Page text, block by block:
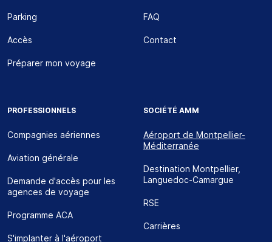
Parking
Accès
Préparer mon voyage
FAQ
Contact
PROFESSIONNELS
Compagnies aériennes
Aviation générale
Demande d'accès pour les
agences de voyage
Programme ACA
S'implanter à l'aéroport
SOCIÉTÉ AMM
Aéroport de Montpellier-
Méditerranée
Destination Montpellier,
Languedoc-Camargue
RSE
Carrières